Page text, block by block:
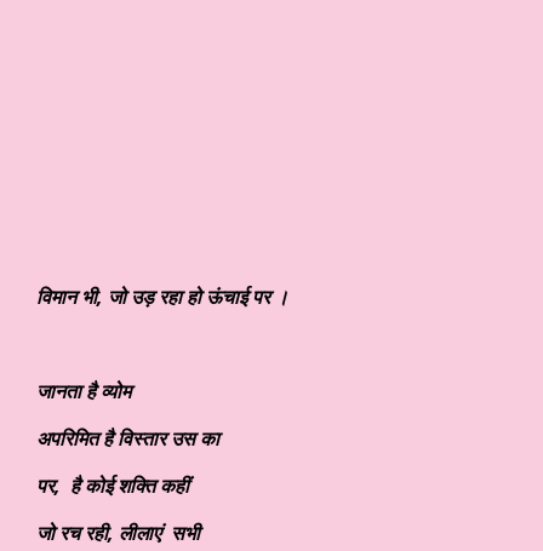
विमान भी, जो उड़ रहा हो ऊंचाई पर ।
जानता है व्योम
अपरिमित है विस्तार उस का
पर, है कोई शक्ति कहीं
जो रच रही, लीलाएं सभी